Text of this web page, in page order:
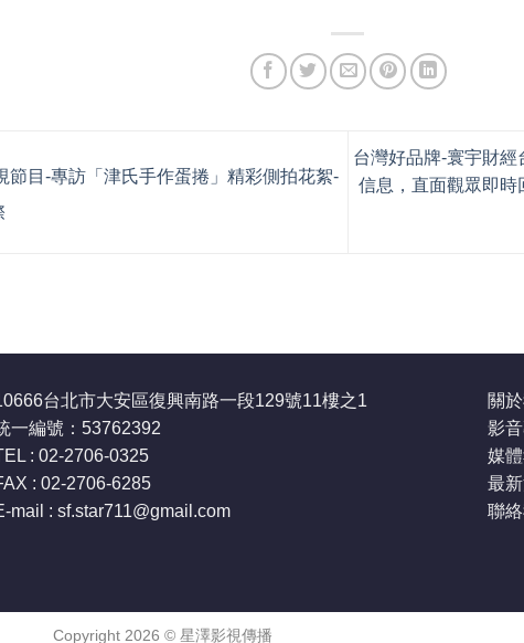
節目-專訪「津氏手作蛋捲」精彩側拍花絮-
台灣好品牌-寰宇財
信息，直面觀眾即時
台北市大安區復興南路一段129號11樓之1
一編號：53762392
: 02-2706-0325
: 02-2706-6285
mail : sf.star711@gmail.com
關
影
媒
最
聯
Copyright 2026 © 星澤影視傳播